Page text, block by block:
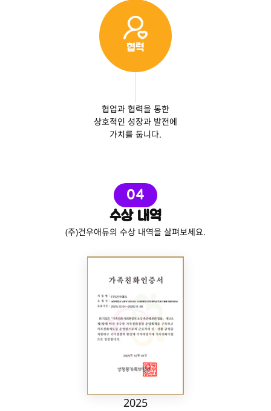
협력
협업과 협력을 통한
상호적인 성장과 발전에
가치를 둡니다.
04
수상 내역
(주)건우애듀의 수상 내역을 살펴보세요.
2025